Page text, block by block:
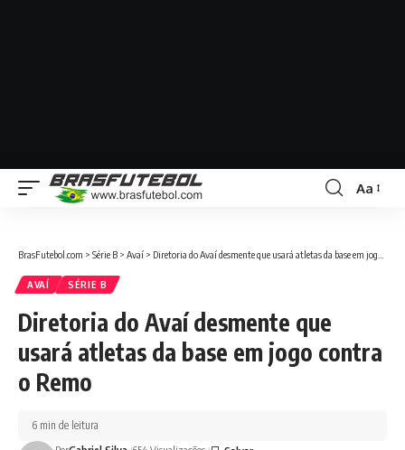
Aa
BrasFutebol.com > Série B > Avaí > Diretoria do Avaí desmente que usará atletas da base em jogo contra o Remo
AVAÍ SÉRIE B
Diretoria do Avaí desmente que
usará atletas da base em jogo contra
o Remo
6 min de leitura